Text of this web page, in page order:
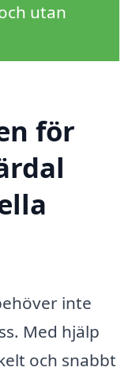
utan
för
inte
Med hjälp
och snabbt